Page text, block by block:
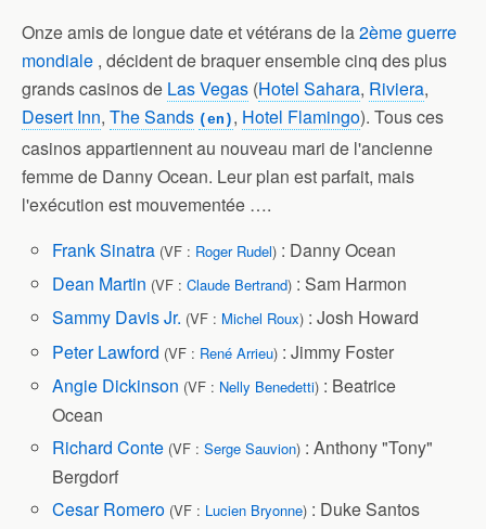
Onze amis de longue date et vétérans de la2ème guerre
mondiale , décident de braquer ensemble cinq des plus
grands casinos de Las Vegas (Hotel Sahara, Riviera,
Desert Inn, The Sands (en) , Hotel Flamingo). Tous ces
casinos appartiennent au nouveau mari de l'ancienne
femme de Danny Ocean. Leur plan est parfait, mais
l'exécution est mouvementée ….
Frank Sinatra (VF : Roger Rudel) : Danny Ocean
Dean Martin (VF :Claude Bertrand) : Sam Harmon
Sammy Davis Jr. (VF : Michel Roux) : Josh Howard
Peter Lawford (VF : René Arrieu) : Jimmy Foster
Angie Dickinson (VF : Nelly Benedetti) : Beatrice
Ocean
Richard Conte (VF :Serge Sauvion) : Anthony "Tony"
Bergdorf
Cesar Romero (VF : Lucien Bryonne) : Duke Santos